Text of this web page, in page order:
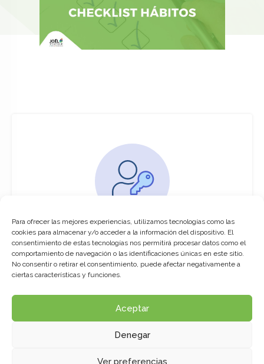
Para ofrecer las mejores experiencias, utilizamos tecnologías como las
cookies para almacenar y/o acceder a la información del dispositivo. El
consentimiento de estas tecnologías nos permitirá procesar datos como el
comportamiento de navegación o las identificaciones únicas en este sitio.
No consentir o retirar el consentimiento, puede afectar negativamente a
ciertas características y funciones.
Aceptar
Denegar
Ver preferencias
You must be logged in to access this
course
This course is only available for registered
Click here to login